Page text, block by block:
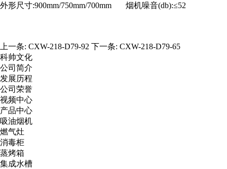
外形尺寸:900mm/750mm/700mm 烟机噪音(db):≤52
上一条: CXW-218-D79-92 下一条: CXW-218-D79-65
科帅文化
公司简介
发展历程
公司荣誉
视频中心
产品中心
吸油烟机
燃气灶
消毒柜
蒸烤箱
集成水槽